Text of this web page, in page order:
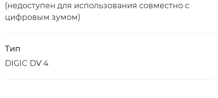
(недоступен для использования совместно с
цифровым зумом)
Тип
DIGIC DV 4